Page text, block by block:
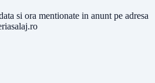
si ora mentionate in anunt pe adresa